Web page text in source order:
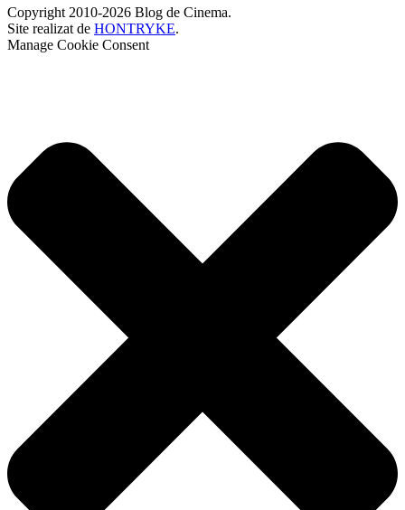
Copyright 2010-2026 Blog de Cinema.
Site realizat de HONTRYKE.
Manage Cookie Consent